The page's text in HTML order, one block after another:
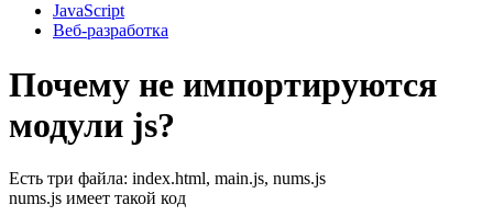
JavaScript
Веб-разработка
Почему не импортируются
модули js?
Есть три файла: index.html, main.js, nums.js
nums.js имеет такой код